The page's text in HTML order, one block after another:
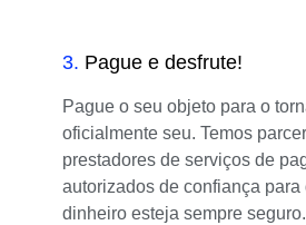
3. Pague e desfrute!
Pague o seu objeto para o
oficialmente seu. Temos
prestadores de serviços de
autorizados de confiança para
dinheiro esteja sempre seguro.